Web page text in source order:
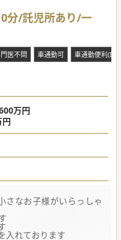
分/託児所あり/一
医不問 車通勤可 車通勤便利(IC
万円
さなお子様がいらっしゃ
入れております